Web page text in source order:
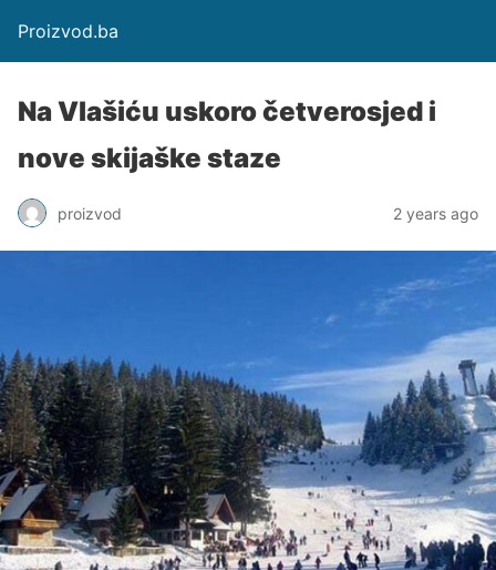
Proizvod.ba
Na Vlašiću uskoro četverosjed i
nove skijaške staze
proizvod 2 years ago